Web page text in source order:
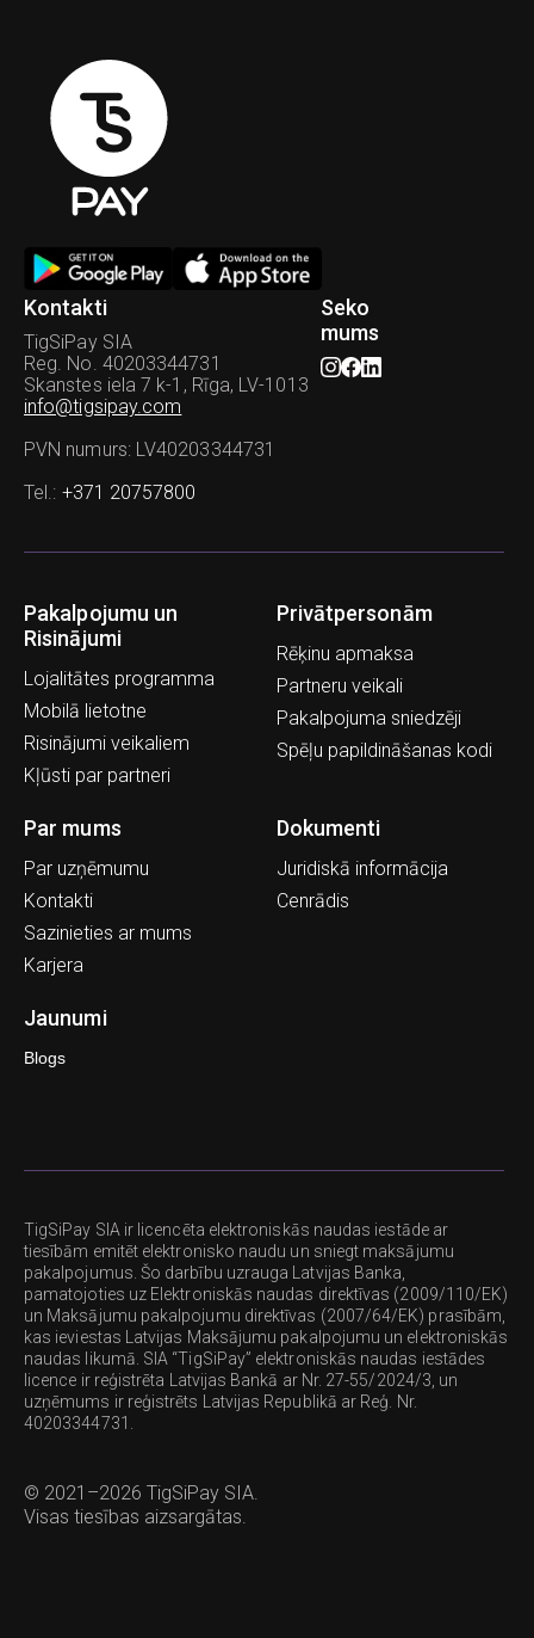
Pakalpojumu un
Risinājumi
Lojalitātes programma
Mobilā lietotne
Risinājumi veikaliem
Kļūsti par partneri
Privātpersonām
Rēķinu apmaksa
Partneru veikali
Pakalpojuma sniedzēji
Spēļu papildināšanas kodi
Par mums
Par uzņēmumu
Kontakti
Sazinieties ar mums
Karjera
Jaunumi
Blogs
Dokumenti
Juridiskā informācija
Cenrādis
Kontakti
TigSiPay SIA
Reg. No. 40203344731
Skanstes iela 7 k-1, Rīga, LV-1013
info@tigsipay.com
PVN numurs: LV40203344731
Tel.: +371 20757800
Seko
mums
TigSiPay SIA ir licencēta elektroniskās naudas iestāde ar
tiesībām emitēt elektronisko naudu un sniegt maksājumu
pakalpojumus. Šo darbību uzrauga Latvijas Banka,
pamatojoties uz Elektroniskās naudas direktīvas (2009/110/EK)
un Maksājumu pakalpojumu direktīvas (2007/64/EK) prasībām,
kas ieviestas Latvijas Maksājumu pakalpojumu un elektroniskās
naudas likumā. SIA “TigSiPay” elektroniskās naudas iestādes
licence ir reģistrēta Latvijas Bankā ar Nr. 27-55/2024/3, un
uzņēmums ir reģistrēts Latvijas Republikā ar Reģ. Nr.
40203344731.
© 2021–2026 TigSiPay SIA.
Visas tiesības aizsargātas.